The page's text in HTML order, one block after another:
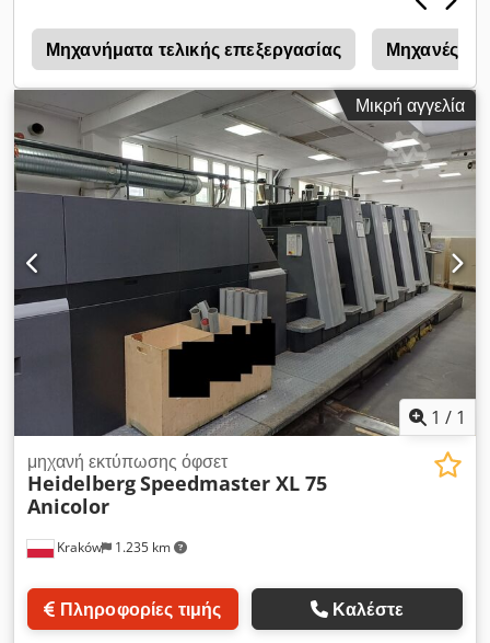
Μηχανήματα τελικής επεξεργασίας Μηχανές
Μικρή αγγελία
1 / 1
Kraków 1.235 km
μηχανή εκτύπωσης όφσετ
HeidelbergSpeedmaster XL 75
Anicolor
Πληροφορίες τιμής Καλέστε